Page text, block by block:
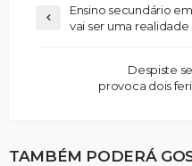
Ensino secundário
vai ser uma
Despiste
provoca dois
TAMBÉM PODERÁ